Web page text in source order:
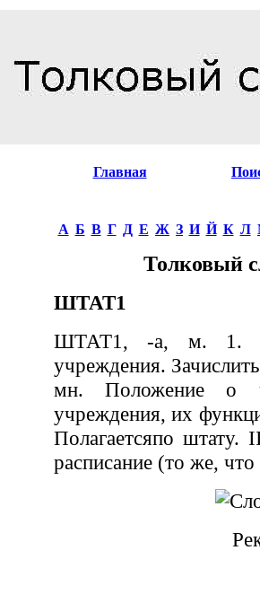
Главная
А Б В Г Д Е Ж З И Й К Л
Толковый
ШТАТ1
ШТАТ1, -а, м. 1.
учреждения.
мн. Положение о
учреждения, их
Полагаетсяпо
расписание (то же,